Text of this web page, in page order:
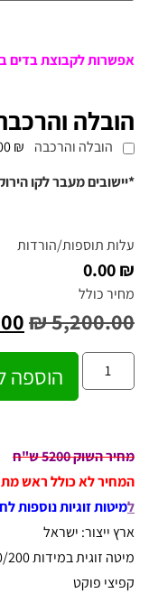
אפשרות לקבוצת בדים
הובלה
הובלה והרכבה
₪ 300.00
*יישובים מעבר לקו
עלות תוספות/הורדות
₪ 0.00
מחיר כולל
₪5,200.00
הוספה
מחיר השוק 5200 ש"ח
המחיר לא כולל ראש
למיטות זוגיות נוספות
ארץ ייצור: ישראל
קפיצי פוקט